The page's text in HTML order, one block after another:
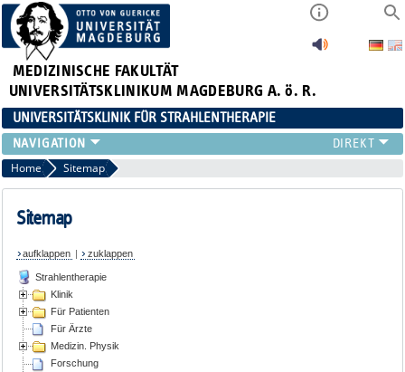
MEDIZINISCHE FAKULTÄT
UNIVERSITÄTSKLINIKUM MAGDEBURG A. ö. R.
UNIVERSITÄTSKLINIK FÜR STRAHLENTHERAPIE
KLINIK
FÜR PATIENTEN
FÜR ÄRZTE
FORSCHUNG
LEHRE
AKTUELLES
VIDEOS
Home Sitemap
Sitemap
aufklappen | zuklappen
Strahlentherapie
Klinik
Für Patienten
Für Ärzte
Medizin. Physik
Forschung